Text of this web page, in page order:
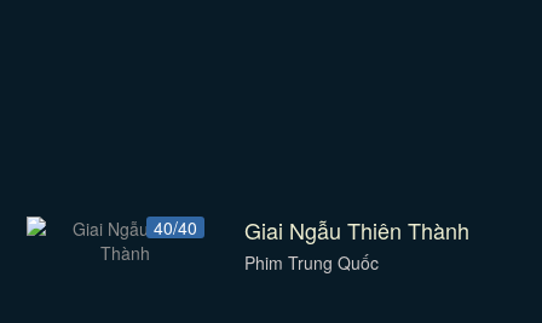
40/40 Giai Ngẫu Thiên Thành
Phim Trung Quốc